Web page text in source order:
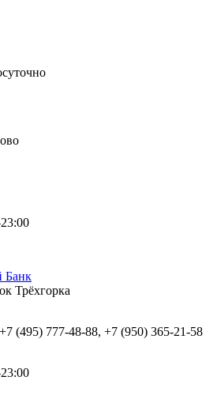
Банк
Трёхгорка
(495) 777-48-88, +7 (950) 365-21-58